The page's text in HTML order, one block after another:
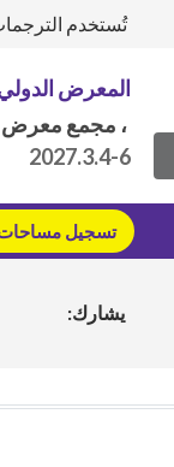
تُستخدم
المعرض
، مجمع معرض
2027.3.4-6
تسجيل مساحات
يشارك: